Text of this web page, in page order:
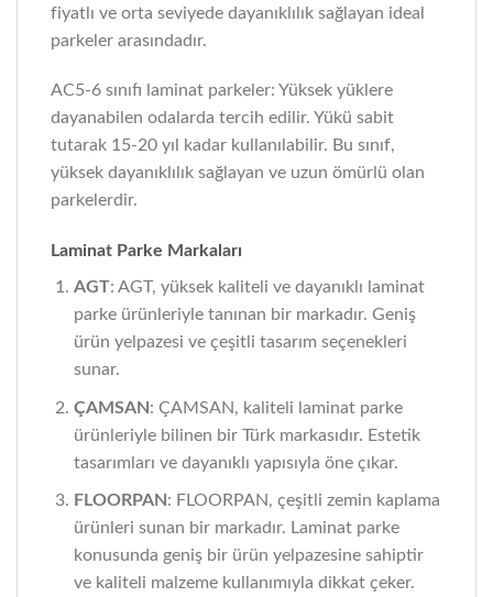
fiyatlı ve orta seviyede dayanıklılık sağlayan ideal
parkeler arasındadır.
AC5-6 sınıfı laminat parkeler: Yüksek yüklere
dayanabilen odalarda tercih edilir. Yükü sabit
tutarak 15-20 yıl kadar kullanılabilir. Bu sınıf,
yüksek dayanıklılık sağlayan ve uzun ömürlü olan
parkelerdir.
Laminat Parke Markaları
AGT: AGT, yüksek kaliteli ve dayanıklı laminat
parke ürünleriyle tanınan bir markadır. Geniş
ürün yelpazesi ve çeşitli tasarım seçenekleri
sunar.
ÇAMSAN : ÇAMSAN, kaliteli laminat parke
ürünleriyle bilinen bir Türk markasıdır. Estetik
tasarımları ve dayanıklı yapısıyla öne çıkar.
FLOORPAN : FLOORPAN, çeşitli zemin kaplama
ürünleri sunan bir markadır. Laminat parke
konusunda geniş bir ürün yelpazesine sahiptir
ve kaliteli malzeme kullanımıyla dikkat çeker.